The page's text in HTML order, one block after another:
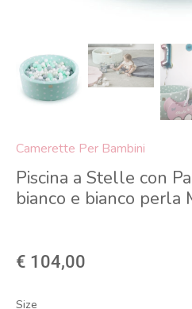
Camerette Per Bambini
Piscina a Stelle con
bianco e bianco perla
€ 104,00
Size